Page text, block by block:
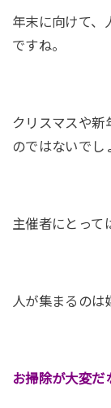
年末に向けて、
ですね。
クリスマスや新
のではないでし
主催者にとって
人が集まるのは
お掃除が大変だ